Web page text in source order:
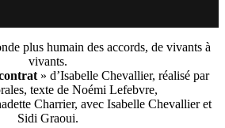
plus humain des accords, de vivants à
vivants.
» d’Isabelle Chevallier, réalisé par
texte de Noémi Lefebvre,
Charrier, avec Isabelle Chevallier et
Sidi Graoui.